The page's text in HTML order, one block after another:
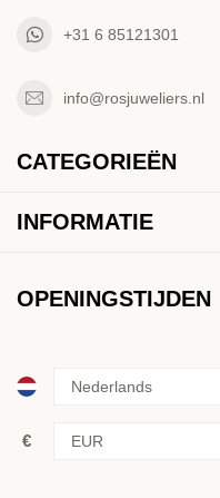
+31 6 85121301
info@rosjuweliers.nl
CATEGORIEËN
INFORMATIE
OPENINGSTIJDEN
€